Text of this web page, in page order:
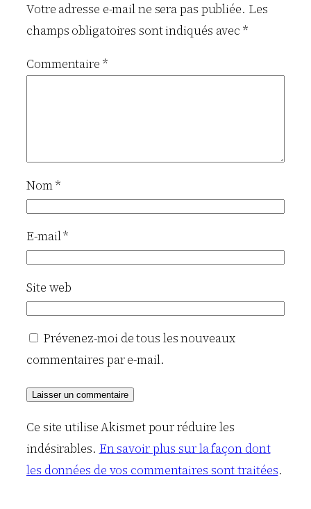
Votre adresse e-mail ne sera pas publiée. Les
champs obligatoires sont indiqués avec*
Commentaire *
Nom*
E-mail*
Site web
Prévenez-moi de tous les nouveaux
commentaires par e-mail.
Ce site utilise Akismet pour réduire les
indésirables. En savoir plus sur la façon dont
les données de vos commentaires sont traitées.